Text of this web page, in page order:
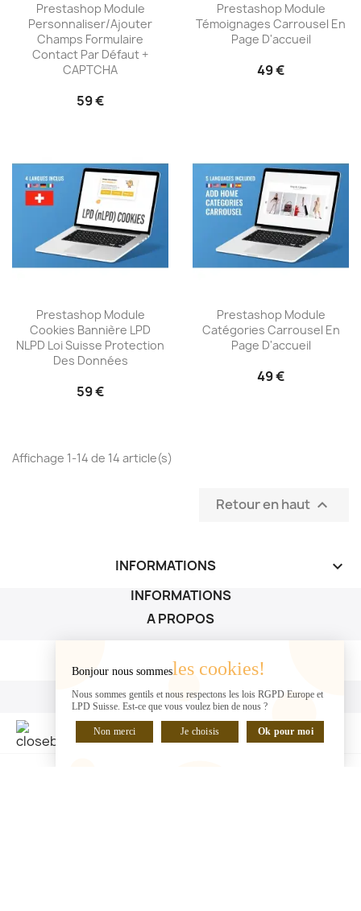
Prestashop Module
Personnaliser/Ajouter
Champs Formulaire
Contact Par Défaut +
CAPTCHA
59 €
Prestashop Module
Témoignages Carrousel En
Page D'accueil
49 €
Prestashop Module
Cookies Bannière LPD
NLPD Loi Suisse Protection
Des Données
59 €
Prestashop Module
Catégories Carrousel En
Page D'accueil
49 €
Affichage 1-14 de 14 article(s)
Retour en haut 
INFORMATIONS keyboard_arrow_down
INFORMATIONS
A PROPOS
A PROPOS
VOTRE COMPTE
VOTRE COMPTE
Bonjour nous sommesles cookies!
Nous sommes gentils et nous respectons les lois RGPD Europe et
LPD Suisse. Est-ce que vous voulez bien de nous ?
Non merci Je choisis Ok pour moi
DISCUTER EN LIGNE